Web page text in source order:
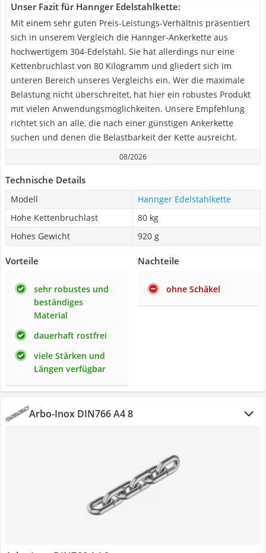
Unser Fazit für Hannger Edelstahlkette:
Mit einem sehr guten Preis-Leistungs-Verhältnis präsentiert
sich in unserem Vergleich die Hannger-Ankerkette aus
hochwertigem 304-Edelstahl. Sie hat allerdings nur eine
Kettenbruchlast von 80 Kilogramm und gliedert sich im
unteren Bereich unseres Vergleichs ein. Wer die maximale
Belastung nicht überschreitet, hat hier ein robustes Produkt
mit vielen Anwendungsmöglichkeiten. Unsere Empfehlung
richtet sich an alle, die nach einer günstigen Ankerkette
suchen und denen die Belastbarkeit der Kette ausreicht.
08/2026
Technische Details
Modell
Hannger Edelstahlkette
Hohe Kettenbruchlast
80 kg
Hohes Gewicht
920 g
Vorteile
sehr robustes und
beständiges
Material
dauerhaft rostfrei
viele Stärken und
Längen verfügbar
Nachteile
ohne Schäkel
Arbo-Inox DIN766 A4 8